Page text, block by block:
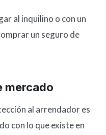
al inquilino o con un
un seguro de
mercado
al arrendador es
con lo que existe en